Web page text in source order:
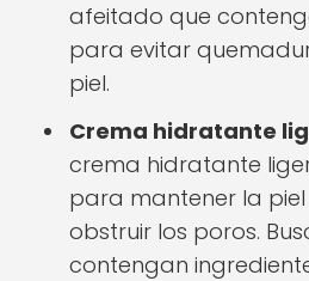
afeitado que
para evitar
piel.
Crema hidratante
crema hidratante
para mantener la
obstruir los poros.
contengan